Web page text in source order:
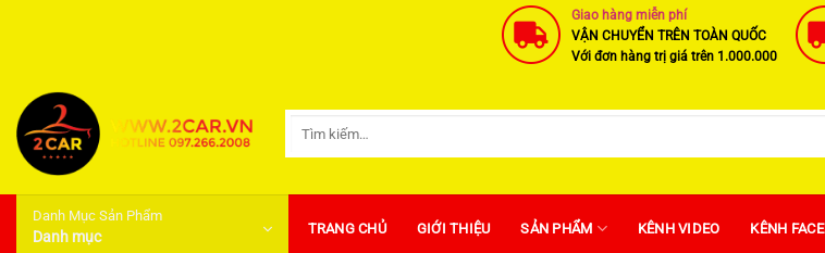
dung
Giao hàng miễn phí
VẬN CHUYỂN TRÊN TOÀN QUỐC
Với đơn hàng trị giá trên 1.000.000
Danh Mục Sản Phẩm
Danh mục TRANG CHỦ GIỚI THIỆU SẢN PHẨM KÊNH VIDEO KÊNH